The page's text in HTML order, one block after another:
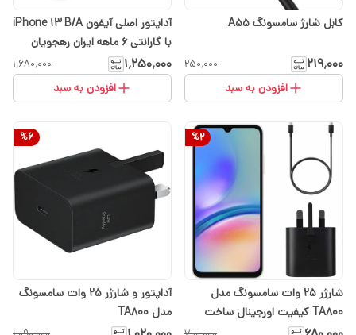
کابل شارژ سامسونگ A55
۲۱۹٬۰۰۰ ۲۵۰٬۰۰۰
افزودن به سبد
آداپتور اصلی آیفون iPhone 13 B/A
با گارانتی ۶ ماهه ایران رهجویان
۱٬۲۵۰٬۰۰۰ ۱٬۶۸۰٬۰۰۰
افزودن به سبد
%2
شارژر ۲۵ وات سامسونگ مدل
TA800 کیفیت اورجینال ساخت
ویتنام
%6
آداپتور و شارژر 25 وات سامسونگ
مدل TA800